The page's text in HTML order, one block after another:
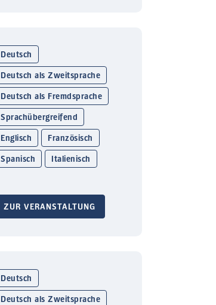
Deutsch
Deutsch als Zweitsprache
Deutsch als Fremdsprache
Sprachübergreifend
Englisch Französisch
Spanisch Italienisch
ZUR VERANSTALTUNG
Deutsch
Deutsch als Zweitsprache